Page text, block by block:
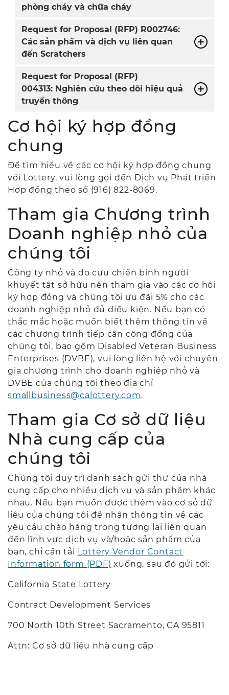
phòng cháy và chữa cháy
Request for Proposal (RFP) R002746:
Các sản phẩm và dịch vụ liên quan
đến Scratchers
Request for Proposal (RFP)
004313: Nghiên cứu theo dõi hiệu quả
truyền thông
Cơ hội ký hợp đồng
chung
Để tìm hiểu về các cơ hội ký hợp đồng chung
với Lottery, vui lòng gọi đến Dịch vụ Phát triển
Hợp đồng theo số (916) 822-8069.
Tham gia Chương trình
Doanh nghiệp nhỏ của
chúng tôi
Công ty nhỏ và do cựu chiến binh người
khuyết tật sở hữu nên tham gia vào các cơ hội
ký hợp đồng và chúng tôi ưu đãi 5% cho các
doanh nghiệp nhỏ đủ điều kiện. Nếu bạn có
thắc mắc hoặc muốn biết thêm thông tin về
các chương trình tiếp cận cộng đồng của
chúng tôi, bao gồm Disabled Veteran Business
Enterprises (DVBE), vui lòng liên hệ với chuyên
gia chương trình cho doanh nghiệp nhỏ và
DVBE của chúng tôi theo địa chỉ
smallbusiness@calottery.com.
Tham gia Cơ sở dữ liệu
Nhà cung cấp của
chúng tôi
Chúng tôi duy trì danh sách gửi thư của nhà
cung cấp cho nhiều dịch vụ và sản phẩm khác
nhau. Nếu bạn muốn được thêm vào cơ sở dữ
liệu của chúng tôi để nhận thông tin về các
yêu cầu chào hàng trong tương lai liên quan
đến lĩnh vực dịch vụ và/hoặc sản phẩm của
bạn, chỉ cần tải Lottery Vendor Contact
Information form (PDF) xuống, sau đó gửi tới:
California State Lottery
Contract Development Services
700 North 10th Street Sacramento, CA 95811
Attn: Cơ sở dữ liệu nhà cung cấp